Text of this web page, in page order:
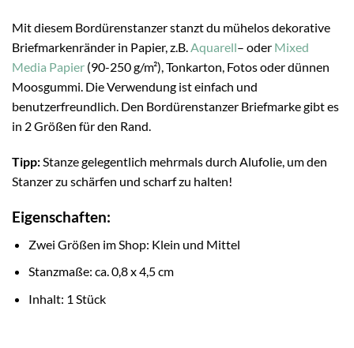
Mit diesem Bordürenstanzer stanzt du mühelos dekorative
Briefmarkenränder in Papier, z.B. Aquarell– oder Mixed
Media Papier (90-250 g/m²), Tonkarton, Fotos oder dünnen
Moosgummi. Die Verwendung ist einfach und
benutzerfreundlich. Den Bordürenstanzer Briefmarke gibt es
in 2 Größen für den Rand.
Tipp:Stanze gelegentlich mehrmals durch Alufolie, um den
Stanzer zu schärfen und scharf zu halten!
Eigenschaften:
Zwei Größen im Shop: Klein und Mittel
Stanzmaße: ca. 0,8 x 4,5 cm
Inhalt: 1 Stück